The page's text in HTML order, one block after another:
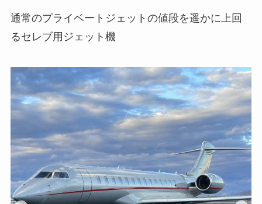
通常のプライベートジェットの値段を遥かに上回
るセレブ用ジェット機